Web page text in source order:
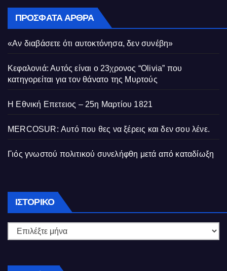
ΠΡΌΣΦΑΤΑ ΆΡΘΡΑ
«Αν διαβάσετε ότι αυτοκτόνησα, δεν συνέβη»
Κεφαλονιά: Αυτός είναι ο 23χρονος “Olivia” που
κατηγορείται για τον θάνατο της Μυρτούς
Η Εθνική Επετειος – 25η Μαρτίου 1821
MERCOSUR: Αυτό που θες να ξέρεις και δεν σου λένε.
Γιός γνωστού πολιτικού συνελήφθη μετά από καταδίωξη
ΙΣΤΟΡΙΚΌ Ιστορικό